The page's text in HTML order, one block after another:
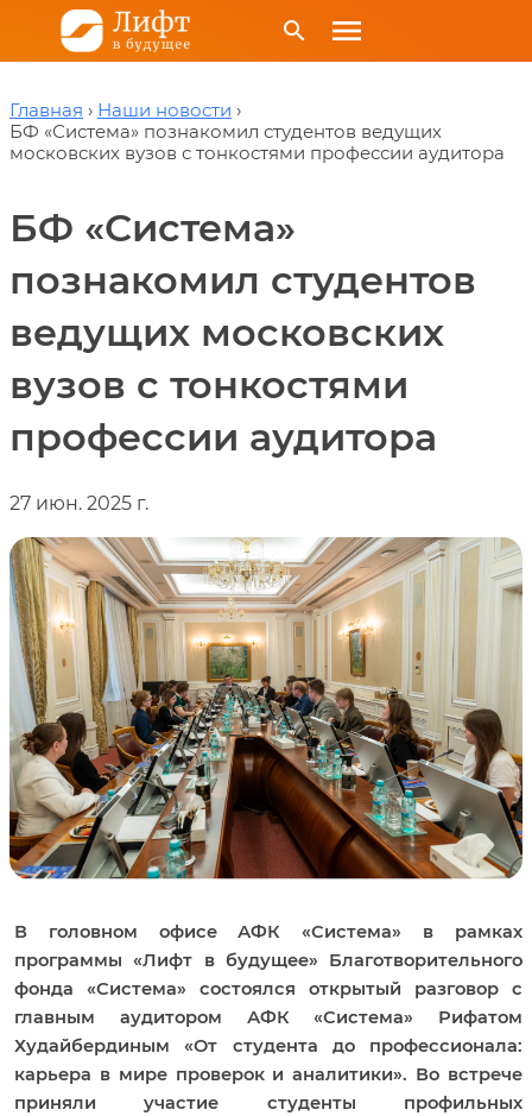
search menu
Главная
Наши новости
БФ «Система» познакомил студентов ведущих
московских вузов с тонкостями профессии аудитора
БФ «Система»
познакомил студентов
ведущих московских
вузов с тонкостями
профессии аудитора
27 июн. 2025 г.
В головном офисе АФК «Система» в рамках
программы «Лифт в будущее» Благотворительного
фонда «Система» состоялся открытый разговор с
главным аудитором АФК «Система» Рифатом
Худайбердиным «От студента до профессионала:
карьера в мире проверок и аналитики». Во встрече
приняли участие студенты профильных